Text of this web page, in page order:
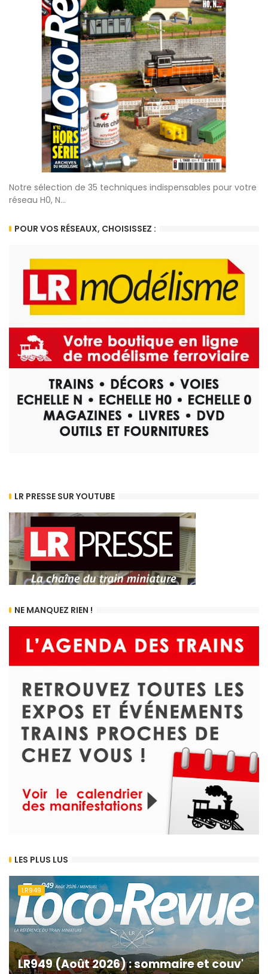
Notre sélection de 35 techniques indispensables pour votre
réseau H0, N...
POUR VOS RÉSEAUX, CHOISISSEZ :
LR PRESSE SUR YOUTUBE
NE MANQUEZ RIEN !
LES PLUS LUS
LR949
LR949 (Août 2026) : sommaire et couv'